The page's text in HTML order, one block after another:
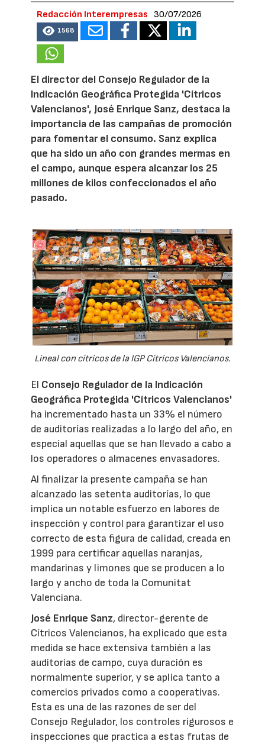
Redacción Interempresas 30/07/2026
1568
El director del Consejo Regulador de la
Indicación Geográfica Protegida 'Cítricos
Valencianos', José Enrique Sanz, destaca la
importancia de las campañas de promoción
para fomentar el consumo. Sanz explica
que ha sido un año con grandes mermas en
el campo, aunque espera alcanzar los 25
millones de kilos confeccionados el año
pasado.
Lineal con cítricos de la IGP Cítricos Valencianos.
El Consejo Regulador de la Indicación
Geográfica Protegida 'Cítricos Valencianos'
ha incrementado hasta un 33% el número
de auditorías realizadas a lo largo del año, en
especial aquellas que se han llevado a cabo a
los operadores o almacenes envasadores.
Al finalizar la presente campaña se han
alcanzado las setenta auditorías, lo que
implica un notable esfuerzo en labores de
inspección y control para garantizar el uso
correcto de esta figura de calidad, creada en
1999 para certificar aquellas naranjas,
mandarinas y limones que se producen a lo
largo y ancho de toda la Comunitat
Valenciana.
José Enrique Sanz, director-gerente de
Cítricos Valencianos, ha explicado que esta
medida se hace extensiva también a las
auditorías de campo, cuya duración es
normalmente superior, y se aplica tanto a
comercios privados como a cooperativas.
Esta es una de las razones de ser del
Consejo Regulador, los controles rigurosos e
inspecciones que practica a estas frutas de